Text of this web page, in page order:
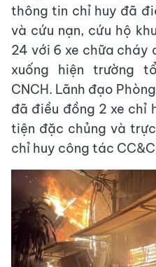
thông tin chỉ huy đã
và cứu nạn, cứu hộ
24 với 6 xe chữa cháy
xuống hiện trường
CNCH. Lãnh đạo
đã điều đồng 2 xe chỉ
tiện đặc chủng và
chỉ huy công tác